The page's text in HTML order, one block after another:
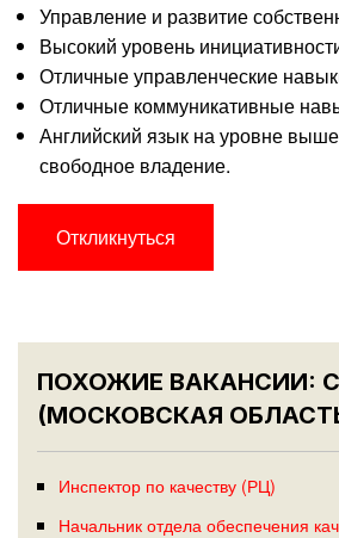
Управление и развитие
Высокий уровень
Отличные управленческие
Отличные коммуникативные
Английский язык на уровне
свободное владение.
Откликнуться
ПОХОЖИЕ ВАКАНСИИ:
(МОСКОВСКАЯ
Инспектор по качеству (РЦ)
Начальник отдела обеспечения